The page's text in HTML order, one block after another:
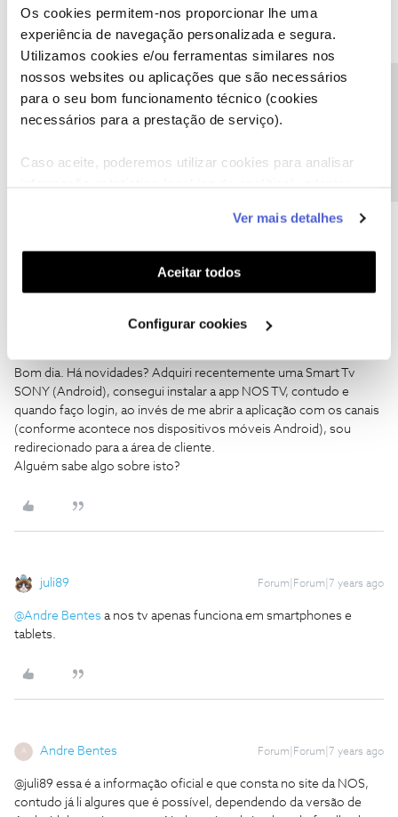
Os cookies permitem-nos proporcionar lhe uma
experiência de navegação personalizada e segura.
Utilizamos cookies e/ou ferramentas similares nos
nossos websites ou aplicações que são necessários
para o seu bom funcionamento técnico (cookies
necessários para a prestação de serviço).
Caso aceite, poderemos utilizar cookies para analisar
funcionalidades (cookies de personalização e
funcionalidade) e adaptar anúncios aos seus interesses
(cookies de publicidade personalizada). Pode gerir a
utilização dos cookies clicando em "Configurar
Ver mais detalhes
Aceitar todos
Configurar cookies
Ajude a comunidade a encontrar informação relevante. Marque
Boa noite, ja ligei na sexta feira e ficaram de me ligar ate domingo.
Bom dia. Há novidades? Adquiri recentemente uma Smart Tv
SONY (Android), consegui instalar a app NOS TV, contudo e
quando faço login, ao invés de me abrir a aplicação com os canais
(conforme acontece nos dispositivos móveis Android), sou
redirecionado para a área de cliente.
Alguém sabe algo sobre isto?
juli89 Forum|Forum|7 years ago
@Andre Bentes a nos tv apenas funciona em smartphones e
tablets.
A Andre Bentes Forum|Forum|7 years ago
@juli89 essa é a informação oficial e que consta no site da NOS,
contudo já li algures que é possível, dependendo da versão de